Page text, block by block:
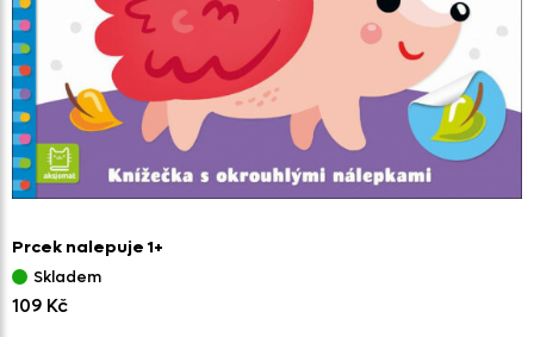
Prcek nalepuje 1+
Skladem
109 Kč